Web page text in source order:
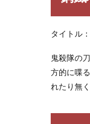
ほた
【鬼
滅の
刃】
鋼鐵
タイトル：
鬼殺隊の
方的に喋
れたり無